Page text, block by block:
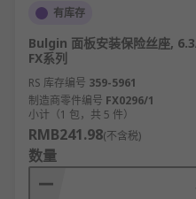
有库存
Bulgin 面板安装保险丝座,
FX系列
RS 库存编号 359-5961
制造商零件编号 FX0296/1
小计（1 包，共 5 件）
RMB241.98(不含税)
数量